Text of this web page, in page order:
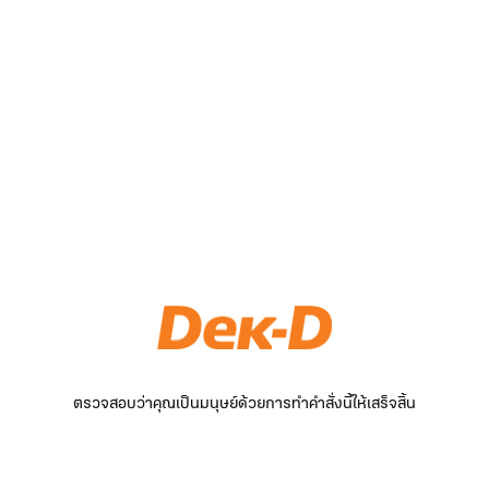
ตรวจสอบว่าคุณเป็นมนุษย์ด้วยการทำคำสั่งนี้ให้เสร็จสิ้น